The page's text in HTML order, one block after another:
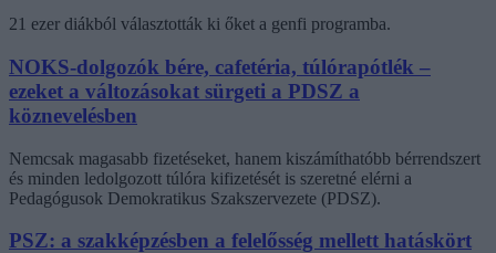
21 ezer diákból választották ki őket a genfi programba.
NOKS-dolgozók bére, cafetéria, túlórapótlék –
ezeket a változásokat sürgeti a PDSZ a
köznevelésben
Nemcsak magasabb fizetéseket, hanem kiszámíthatóbb bérrendszert
és minden ledolgozott túlóra kifizetését is szeretné elérni a
Pedagógusok Demokratikus Szakszervezete (PDSZ).
PSZ: a szakképzésben a felelősség mellett hatáskört